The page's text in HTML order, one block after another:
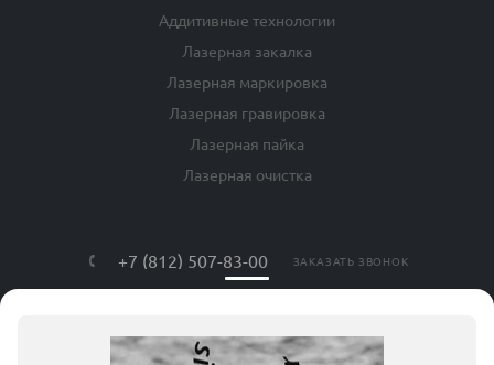
Аддитивные технологии
Лазерная закалка
Лазерная маркировка
Лазерная гравировка
Лазерная пайка
Лазерная очистка
+7 (812) 507-83-00 ЗАКАЗАТЬ ЗВОНОК
г. Санкт-Петербург, ул. Яблочкова, дом